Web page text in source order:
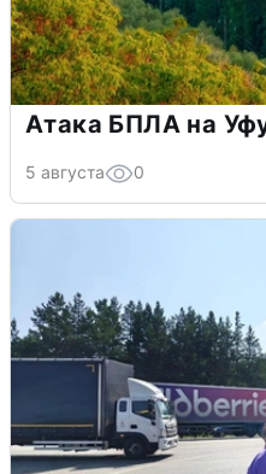
Атака БПЛА на
5 августа 0